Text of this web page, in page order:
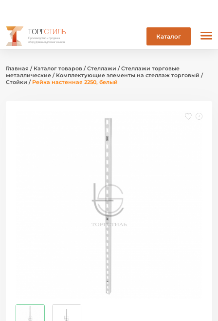
ТОРГСТИЛЬ
Производство и продажа
оборудования для магазинов
Каталог
Главная / Каталог товаров /Стеллажи /Стеллажи торговые
металлические / Комплектующие элементы на стеллаж торговый /
Стойки / Рейка настенная 2250, белый